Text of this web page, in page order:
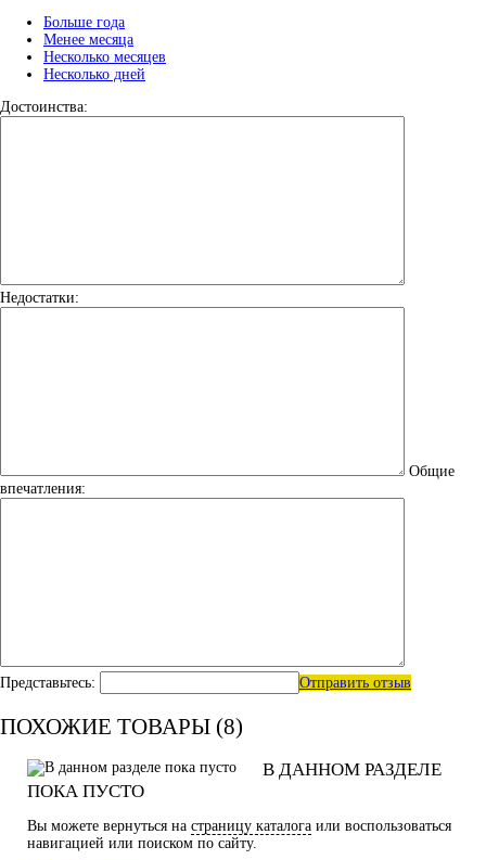
Больше года
Менее месяца
Несколько месяцев
Несколько дней
Достоинства:
Недостатки:
Общие
впечатления:
Представьтесь: Отправить отзыв
ПОХОЖИЕ ТОВАРЫ (8)
В ДАННОМ РАЗДЕЛЕ
ПОКА ПУСТО
Вы можете вернуться на страницу каталога или воспользоваться
навигацией или поиском по сайту.